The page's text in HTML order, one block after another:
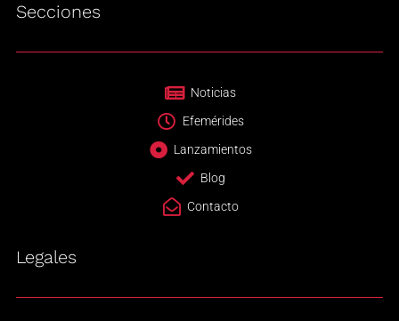
Secciones
Noticias
Efemérides
Lanzamientos
Blog
Contacto
Legales